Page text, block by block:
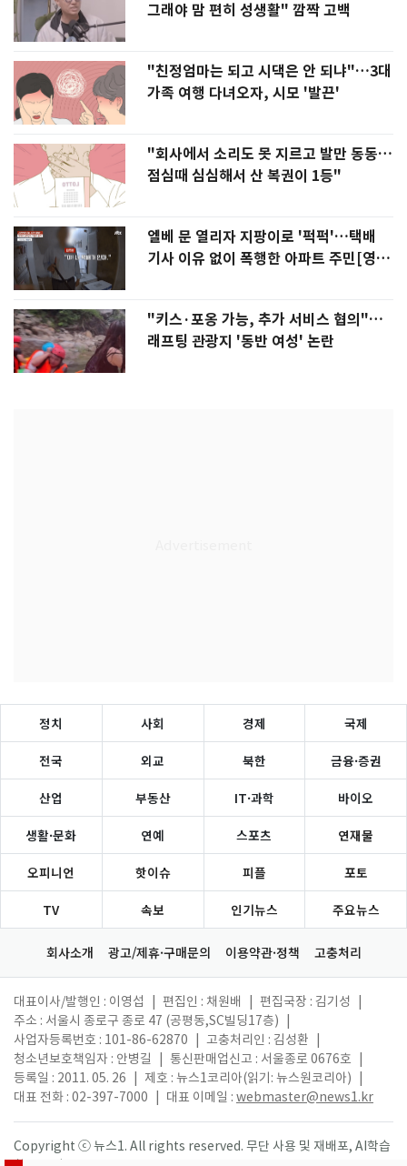
그래야 맘 편히 성생활" 깜짝 고백
"친정엄마는 되고 시댁은 안 되냐"…3대
가족 여행 다녀오자, 시모 '발끈'
"회사에서 소리도 못 지르고 발만 동동…
점심때 심심해서 산 복권이 1등"
엘베 문 열리자 지팡이로 '퍽퍽'…택배
기사 이유 없이 폭행한 아파트 주민[영
"키스·포옹 가능, 추가 서비스 협의"…
래프팅 관광지 '동반 여성' 논란
정치 사회 경제 국제
전국 외교 북한 금융·증권
산업 부동산 IT·과학 바이오
생활·문화 연예 스포츠 연재물
오피니언 핫이슈 피플 포토
TV 속보 인기뉴스 주요뉴스
회사소개 광고/제휴·구매문의 이용약관·정책 고충처리
대표이사/발행인 : 이영섭 편집인 : 채원배 편집국장 : 김기성
주소 : 서울시 종로구 종로 47 (공평동,SC빌딩17층)
사업자등록번호 : 101-86-62870
고충처리인 : 김성환
청소년보호책임자 : 안병길
통신판매업신고 : 서울종로 0676호
등록일 : 2011. 05. 26
제호 : 뉴스1코리아(읽기: 뉴스원코리아)
대표 전화 : 02-397-7000
대표 이메일 : webmaster@news1.kr
Copyright ⓒ 뉴스1. All rights reserved. 무단 사용 및 재배포, AI학습